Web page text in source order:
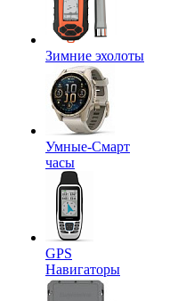
Зимние эхолоты
Умные-Смарт
часы
GPS
Навигаторы